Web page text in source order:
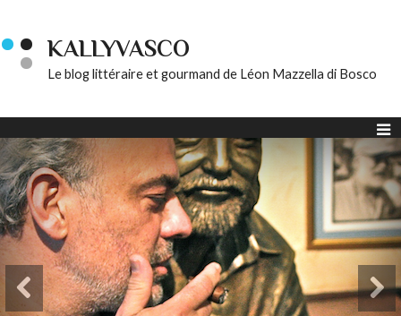
KALLYVASCO
Le blog littéraire et gourmand de Léon Mazzella di Bosco